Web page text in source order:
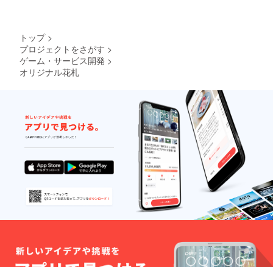
トップ >
プロジェクトをさがす >
ゲーム・サービス開発 >
オリジナル花札